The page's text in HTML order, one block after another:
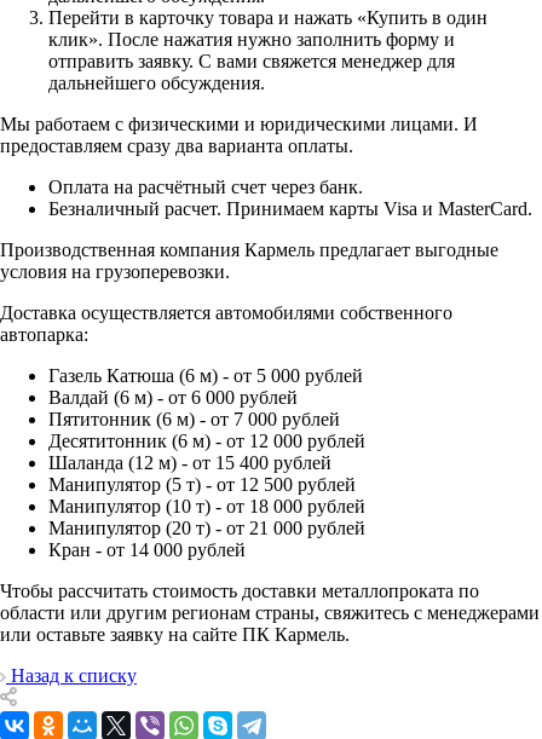
Перейти в карточку товара и нажать «Купить в один
клик». После нажатия нужно заполнить форму и
отправить заявку. С вами свяжется менеджер для
дальнейшего обсуждения.
Мы работаем с физическими и юридическими лицами. И
предоставляем сразу два варианта оплаты.
Оплата на расчётный счет через банк.
Безналичный расчет. Принимаем карты Visa и MasterCard.
Производственная компания Кармель предлагает выгодные
условия на грузоперевозки.
Доставка осуществляется автомобилями собственного
автопарка:
Газель Катюша (6 м) - от 5 000 рублей
Валдай (6 м) - от 6 000 рублей
Пятитонник (6 м) - от 7 000 рублей
Десятитонник (6 м) - от 12 000 рублей
Шаланда (12 м) - от 15 400 рублей
Манипулятор (5 т) - от 12 500 рублей
Манипулятор (10 т) - от 18 000 рублей
Манипулятор (20 т) - от 21 000 рублей
Кран - от 14 000 рублей
Чтобы рассчитать стоимость доставки металлопроката по
области или другим регионам страны, свяжитесь с менеджерами
или оставьте заявку на сайте ПК Кармель.
Назад к списку